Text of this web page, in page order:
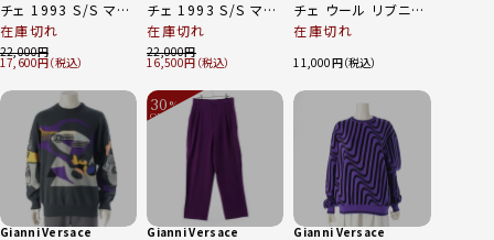
チェ 1993 S/S マイ
アミ サウスビーチコ
レクション ニット セ
ーター トップス ブラ
ック
在庫切れ
22,000
17,600
チェ 1993 S/S マイ
アミ サウスビーチコ
レクション ニット セ
ーター トップス グリ
ーン 52
在庫切れ
22,000
16,500
チェ ウール リブニッ
在庫切れ
11,000
Gianni Versace
30%
OFF
Gianni Versace Gianni Versace